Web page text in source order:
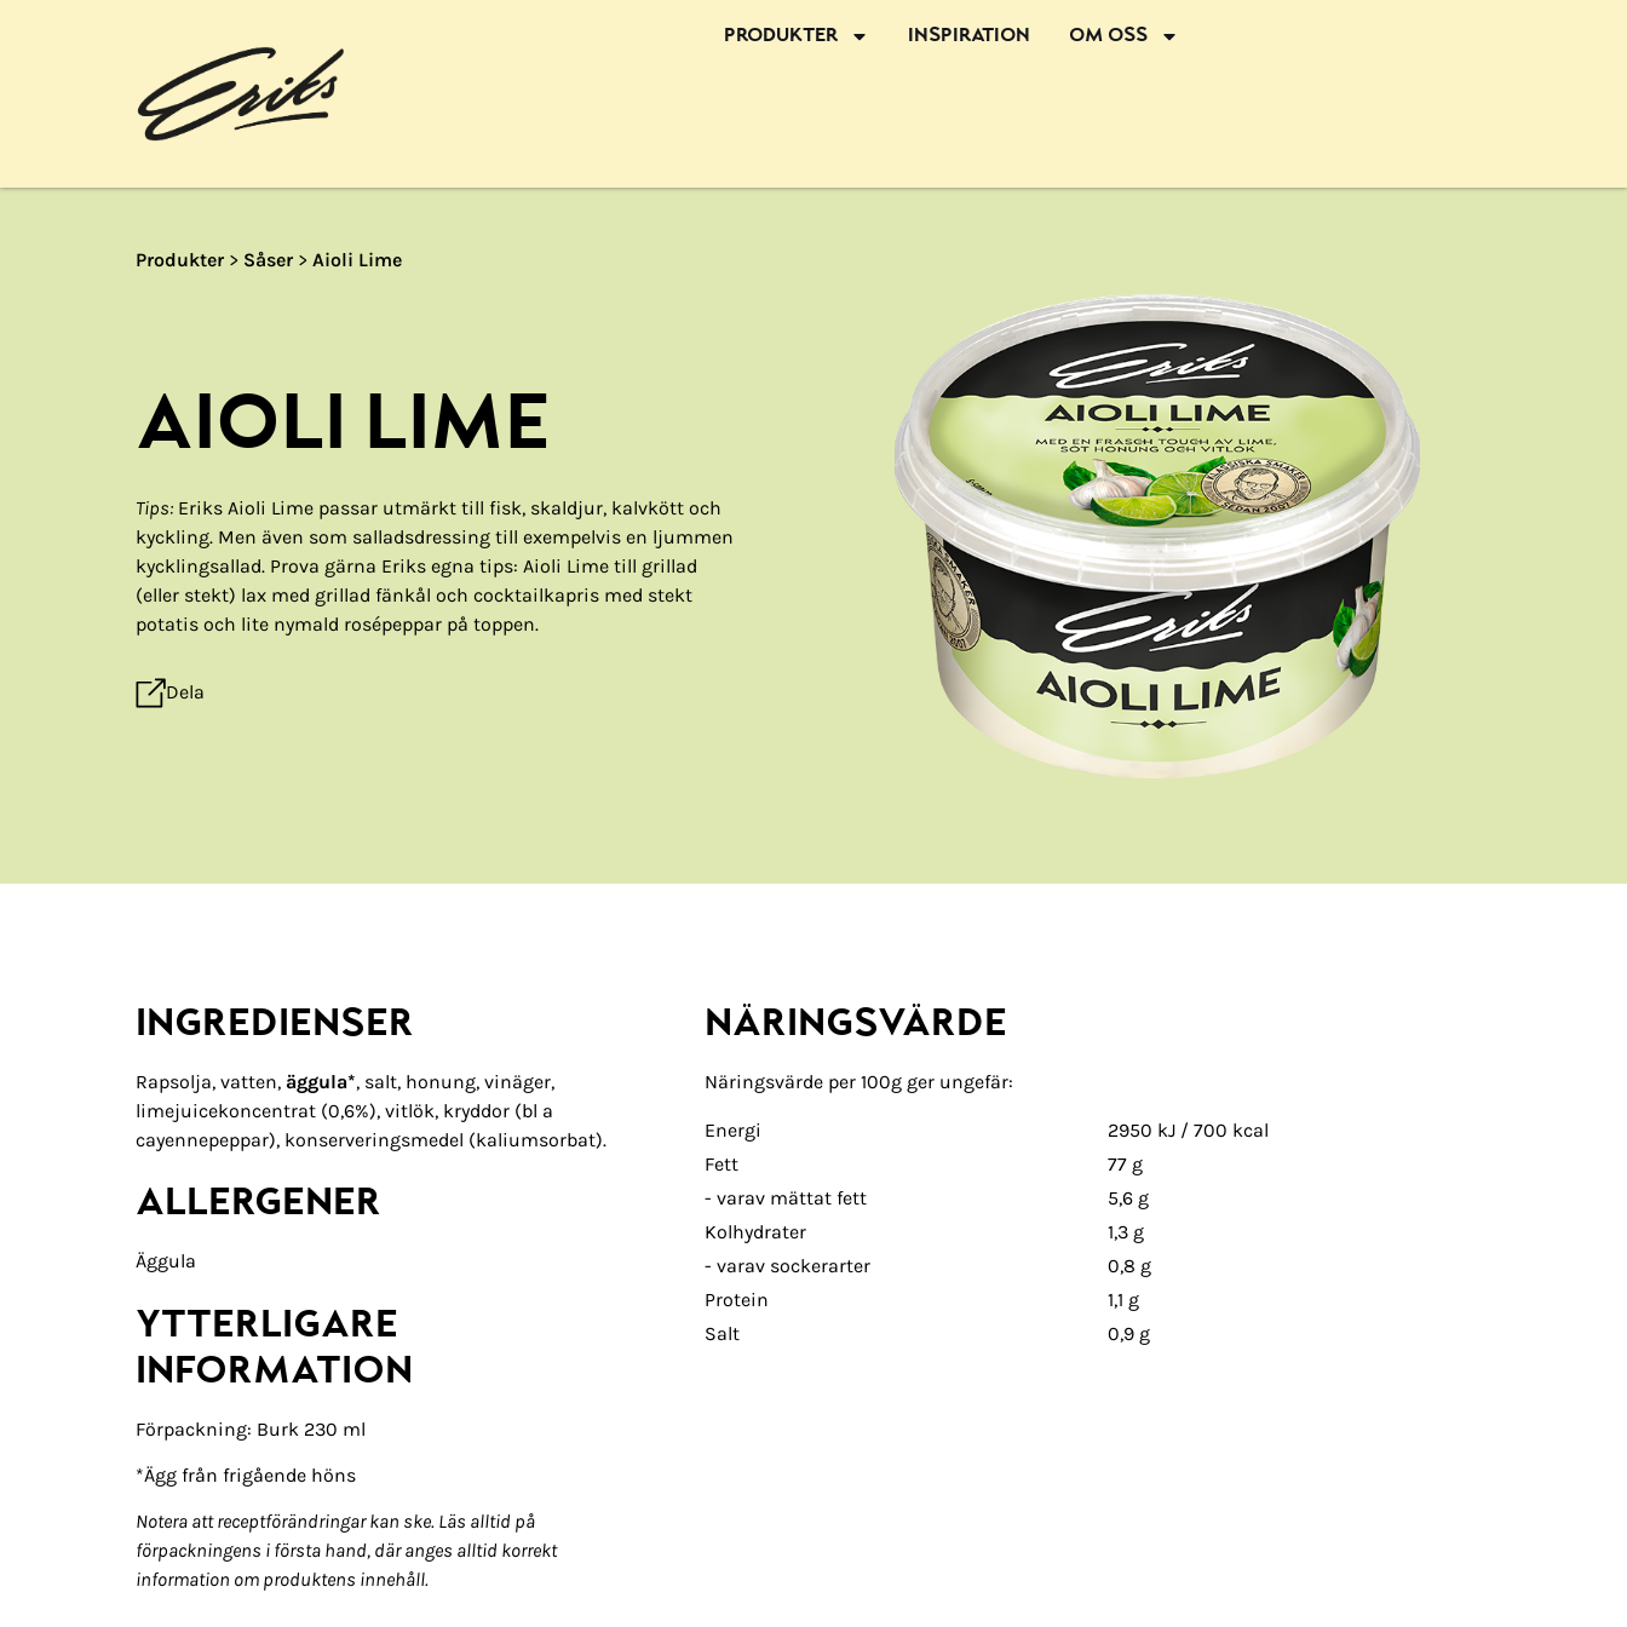
Produkter Inspiration Om oss
Produkter > Såser > Aioli Lime
AIOLI LIME
Tips: Eriks Aioli Lime passar utmärkt till fisk, skaldjur, kalvkött och
kyckling. Men även som salladsdressing till exempelvis en ljummen
kycklingsallad. Prova gärna Eriks egna tips: Aioli Lime till grillad
(eller stekt) lax med grillad fänkål och cocktailkapris med stekt
potatis och lite nymald rosépeppar på toppen.
Dela
INGREDIENSER
Rapsolja, vatten, äggula*, salt, honung, vinäger,
limejuicekoncentrat (0,6%), vitlök, kryddor (bl a
cayennepeppar), konserveringsmedel (kaliumsorbat).
ALLERGENER
Äggula
YTTERLIGARE
INFORMATION
Förpackning: Burk 230 ml
*Ägg från frigående höns
Notera att receptförändringar kan ske. Läs alltid på
förpackningens i första hand, där anges alltid korrekt
information om produktens innehåll.
NÄRINGSVÄRDE
Näringsvärde per 100g ger ungefär:
Energi
2950 kJ / 700 kcal
Fett
77 g
- varav mättat fett
5,6 g
Kolhydrater
1,3 g
- varav sockerarter
0,8 g
Protein
1,1 g
Salt
0,9 g